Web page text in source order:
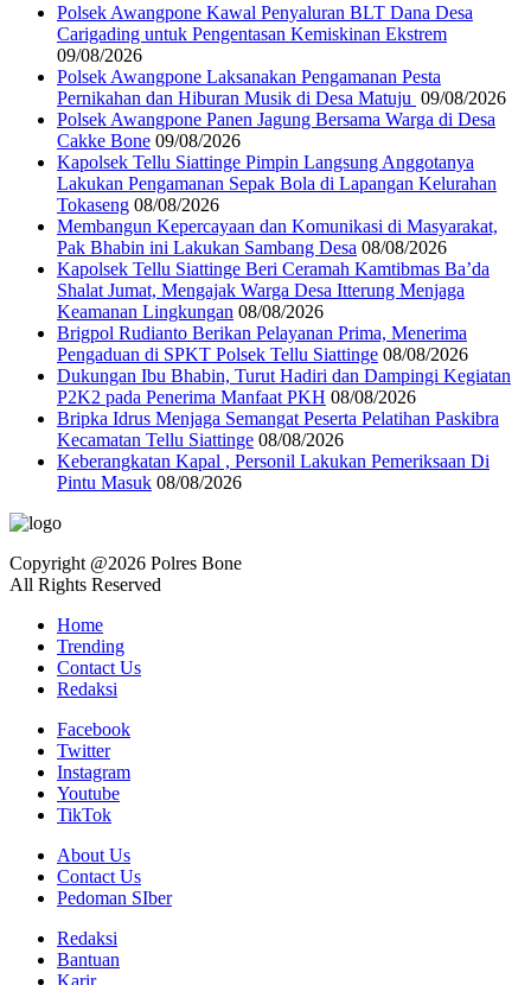
‎Polsek Awangpone Kawal Penyaluran BLT Dana Desa
Carigading untuk Pengentasan Kemiskinan Ekstrem
09/08/2026
‎Polsek Awangpone Laksanakan Pengamanan Pesta
Pernikahan dan Hiburan Musik di Desa Matuju ‎ 09/08/2026
Polsek Awangpone Panen Jagung Bersama Warga di Desa
Cakke Bone 09/08/2026
Kapolsek Tellu Siattinge Pimpin Langsung Anggotanya
Lakukan Pengamanan Sepak Bola di Lapangan Kelurahan
Tokaseng 08/08/2026
Membangun Kepercayaan dan Komunikasi di Masyarakat,
Pak Bhabin ini Lakukan Sambang Desa 08/08/2026
Kapolsek Tellu Siattinge Beri Ceramah Kamtibmas Ba’da
Shalat Jumat, Mengajak Warga Desa Itterung Menjaga
Keamanan Lingkungan 08/08/2026
Brigpol Rudianto Berikan Pelayanan Prima, Menerima
Pengaduan di SPKT Polsek Tellu Siattinge 08/08/2026
Dukungan Ibu Bhabin, Turut Hadiri dan Dampingi Kegiatan
P2K2 pada Penerima Manfaat PKH 08/08/2026
Bripka Idrus Menjaga Semangat Peserta Pelatihan Paskibra
Kecamatan Tellu Siattinge 08/08/2026
Keberangkatan Kapal , Personil Lakukan Pemeriksaan Di
Pintu Masuk 08/08/2026
Copyright @2026 Polres Bone
All Rights Reserved
Home
Trending
Contact Us
Redaksi
Facebook
Twitter
Instagram
Youtube
TikTok
About Us
Contact Us
Pedoman SIber
Redaksi
Bantuan